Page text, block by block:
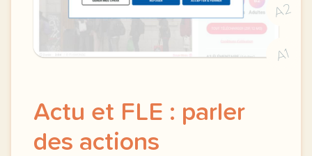
A2
A1
Actu et FLE : parler
des actions